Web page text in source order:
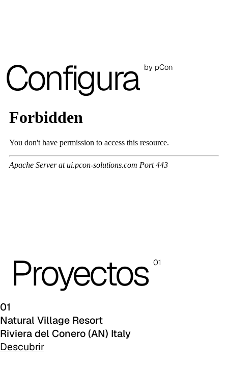
A 3BL
A 3NE
Skill/Secret (Cat. C - Polipiel)
C 41F
C 49F
C 50F
Configura by pCon
Proyectos 01
01
Natural Village Resort
Riviera del Conero (AN) Italy
Descubrir